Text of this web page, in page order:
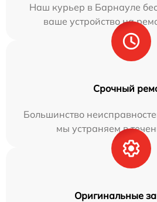
Наш курьер в Барнауле
ваше устройство на
Срочный
Большинство
мы устраняем в
Оригинальные